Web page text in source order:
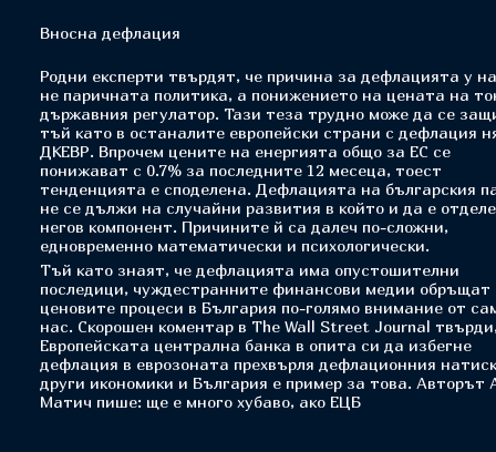
Вносна дефлация
Родни експерти твърдят, че причина за дефлацията у
не паричната политика, а понижението на цената на
държавния регулатор. Тази теза трудно може да се
тъй като в останалите европейски страни с дефлация
ДКЕВР. Впрочем цените на енергията общо за ЕС се
понижават с 0.7% за последните 12 месеца, тоест
тенденцията е споделена. Дефлацията на българския
не се дължи на случайни развития в който и да е
негов компонент. Причините й са далеч по-сложни,
едновременно математически и психологически.
Тъй като знаят, че дефлацията има опустошителни
последици, чуждестранните финансови медии обръщат
ценовите процеси в България по-голямо внимание от
нас. Скорошен коментар в The Wall Street Journal
Европейската централна банка в опита си да избегне
дефлация в еврозоната прехвърля дефлационния
други икономики и България е пример за това. Авторът
Матич пише: ще е много хубаво, ако ЕЦБ